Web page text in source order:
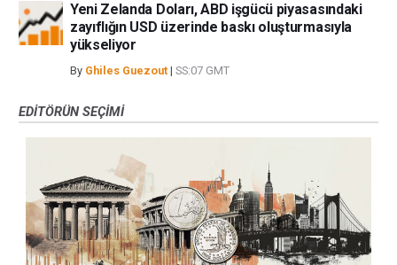
Yeni Zelanda Doları, ABD işgücü piyasasındaki
zayıflığın USD üzerinde baskı oluşturmasıyla
yükseliyor
By Ghiles Guezout | SS:07 GMT
EDITÖRÜN SEÇIMI